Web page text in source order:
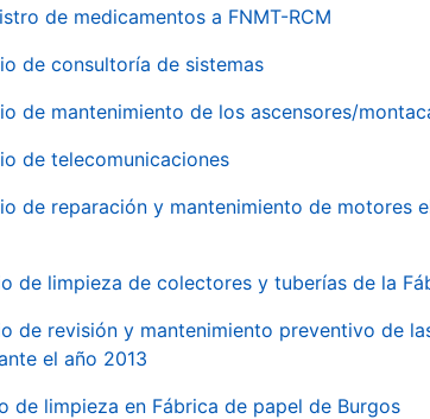
de medicamentos a FNMT-RCM
de consultoría de sistemas
de mantenimiento de los ascensores/
de telecomunicaciones
de reparación y mantenimiento de motores
de limpieza de colectores y tuberías de la
de revisión y mantenimiento preventivo de
el año 2013
de limpieza en Fábrica de papel de Burgos